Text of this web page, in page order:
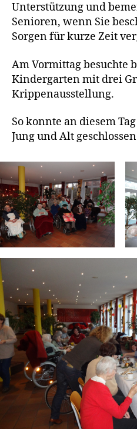
Unterstützung und
Senioren, wenn Sie
Sorgen für kurze Zeit
Am Vormittag besuchte
Kindergarten mit drei
Krippenausstellung.
So konnte an diesem
Jung und Alt